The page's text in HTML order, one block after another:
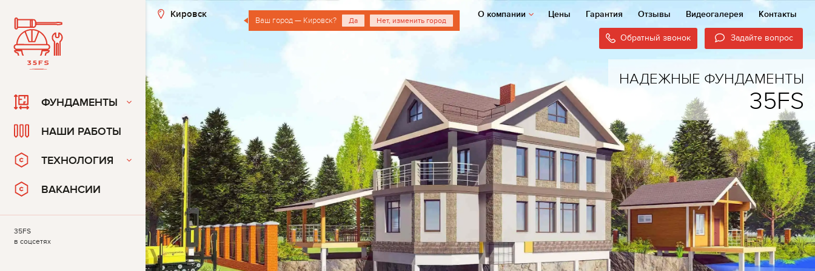
Кировск
Ваш город — Кировск? Да Нет, изменить город
О компании Цены Гарантия Отзывы Видеогалерея Контакты
Обратный звонок Задайте вопрос
НАДЕЖНЫЕ ФУНДАМЕНТЫ
35FS
ФУНДАМЕНТЫ
НАШИ РАБОТЫ
ТЕХНОЛОГИЯ
ВАКАНСИИ
35FS
в соцсетях